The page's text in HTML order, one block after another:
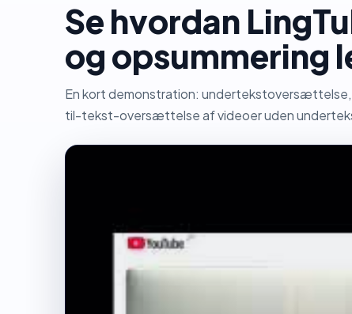
Se hvordan
og opsummering
En kort demonstration:
til-tekst-oversættelse af videoer uden